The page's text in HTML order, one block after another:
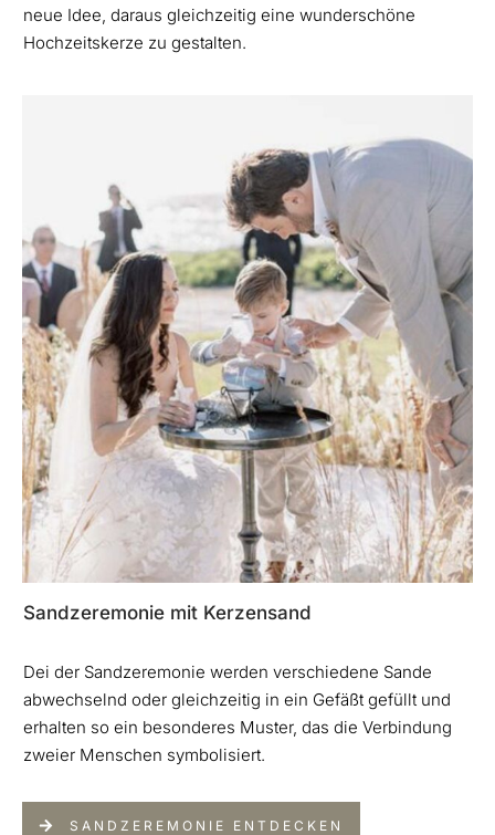
neue Idee, daraus gleichzeitig eine wunderschöne
Hochzeitskerze zu gestalten.
Sandzeremonie mit Kerzensand
Dei der Sandzeremonie werden verschiedene Sande
abwechselnd oder gleichzeitig in ein Gefäßt gefüllt und
erhalten so ein besonderes Muster, das die Verbindung
zweier Menschen symbolisiert.
SANDZEREMONIE ENTDECKEN